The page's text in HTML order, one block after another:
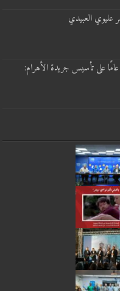
العبيدي
تأسيس جريدة الأهرام: